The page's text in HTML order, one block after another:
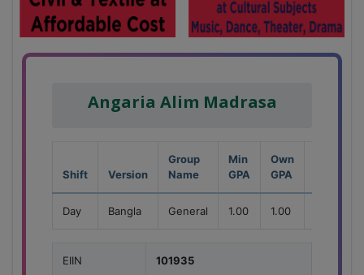
Angaria Alim Madrasa
Shift Version
Group
Name
Min
GPA
Own
GPA
Day Bangla General 1.00 1.00
EIIN 101935